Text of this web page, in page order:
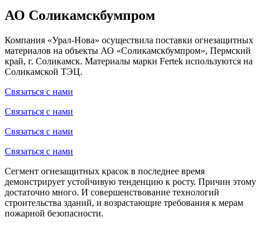
АО Соликамскбумпром
Компания «Урал-Нова» осуществила поставки огнезащитных
материалов на объекты АО «Соликамскбумпром», Пермский
край, г. Соликамск. Материалы марки Fertek используются на
Соликамской ТЭЦ.
Связаться с нами
Связаться с нами
Связаться с нами
Связаться с нами
Сегмент огнезащитных красок в последнее время
демонстрирует устойчивую тенденцию к росту. Причин этому
достаточно много. И совершенствование технологий
строительства зданий, и возрастающие требования к мерам
пожарной безопасности.